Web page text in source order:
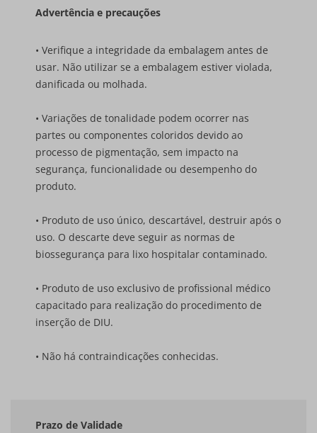
Advertência e precauções
• Verifique a integridade da embalagem antes de
usar. Não utilizar se a embalagem estiver violada,
danificada ou molhada.
• Variações de tonalidade podem ocorrer nas
partes ou componentes coloridos devido ao
processo de pigmentação, sem impacto na
segurança, funcionalidade ou desempenho do
produto.
• Produto de uso único, descartável, destruir após o
uso. O descarte deve seguir as normas de
biossegurança para lixo hospitalar contaminado.
• Produto de uso exclusivo de profissional médico
capacitado para realização do procedimento de
inserção de DIU.
• Não há contraindicações conhecidas.
Prazo de Validade